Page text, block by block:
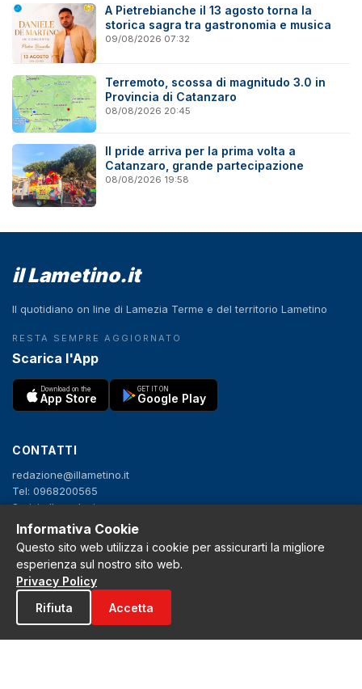
A Pietrebianche il 13 agosto torna la
storica sagra tra gastronomia e musica
09/08/2026 07:32
Terremoto, scossa di magnitudo 3.0 in
Provincia di Catanzaro
08/08/2026 20:45
Il pride arriva per la prima volta a
Catanzaro, grande partecipazione
08/08/2026 19:58
il Lametino.it
Il quotidiano on line di Lamezia Terme e del territorio Lametino
RESTA SEMPRE AGGIORNATO
Scarica l'App
Download on the
App Store
GET IT ON
Google Play
CONTATTI
redazione@illametino.it
Tel: 0968200565
Scrivi alla redazione
Pubblicità
SEGUICI
Informativa Cookie
Questo sito web utilizza i cookie per assicurarti la migliore
esperienza sul nostro sito web.
Privacy Policy
Rifiuta
Accetta